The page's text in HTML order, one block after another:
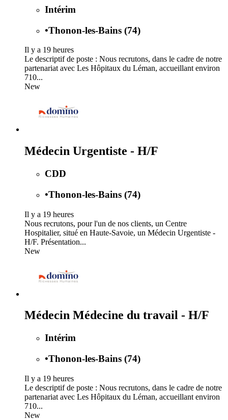
Intérim
•Thonon-les-Bains (74)
Il y a 19 heures
Le descriptif de poste : Nous recrutons, dans le cadre de notre
partenariat avec Les Hôpitaux du Léman, accueillant environ
710...
New
Médecin Urgentiste - H/F
CDD
•Thonon-les-Bains (74)
Il y a 19 heures
Nous recrutons, pour l'un de nos clients, un Centre
Hospitalier, situé en Haute-Savoie, un Médecin Urgentiste -
H/F. Présentation...
New
Médecin Médecine du travail - H/F
Intérim
•Thonon-les-Bains (74)
Il y a 19 heures
Le descriptif de poste : Nous recrutons, dans le cadre de notre
partenariat avec Les Hôpitaux du Léman, accueillant environ
710...
New